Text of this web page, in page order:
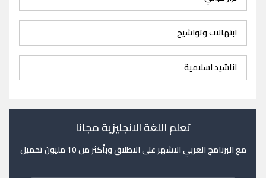
ابتهالات وتواشيح
اناشيد اسلامية
تعلم اللغة الانجليزية مجانا
مع البرنامج العربي الاشهر على الاطلاق وبأكثر من 10 مليون تحميل